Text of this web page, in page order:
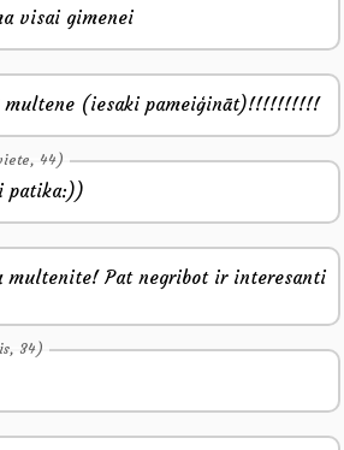
visai gimenei
multene (iesaki pameiģināt)!!!!!!!!!!
44)
patika:))
multenite! Pat negribot ir interesanti
34)